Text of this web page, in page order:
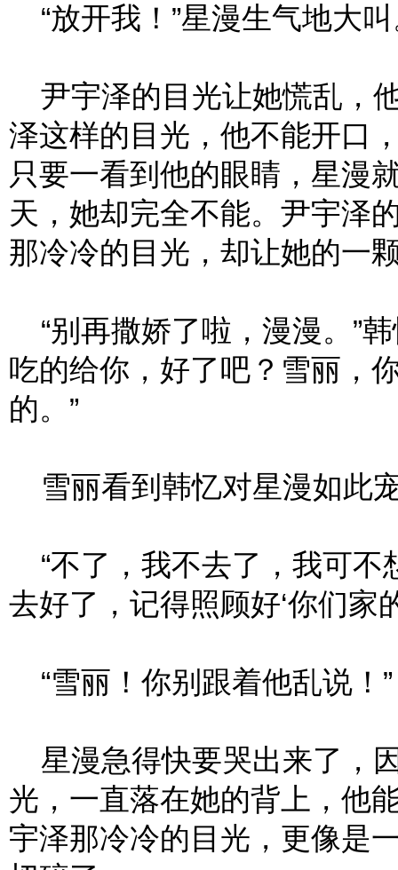
“放开我！”星漫生气地大
尹宇泽的目光让她慌乱，
泽这样的目光，他不能开口
只要一看到他的眼睛，星漫
天，她却完全不能。尹宇泽
那冷冷的目光，却让她的一
“别再撒娇了啦，漫漫。”
吃的给你，好了吧？雪丽，
的。”
雪丽看到韩忆对星漫如此
“不了，我不去了，我可不
去好了，记得照顾好‘你们家
“雪丽！你别跟着他乱说！”
星漫急得快要哭出来了，
光，一直落在她的背上，他
宇泽那冷冷的目光，更像是